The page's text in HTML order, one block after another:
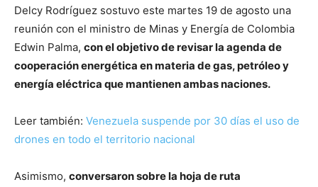
Delcy Rodríguez sostuvo este martes 19 de agosto una
reunión con el ministro de Minas y Energía de Colombia
Edwin Palma, con el objetivo de revisar la agenda de
cooperación energética en materia de gas, petróleo y
energía eléctrica que mantienen ambas naciones.
Leer también: Venezuela suspende por 30 días el uso de
drones en todo el territorio nacional
Asimismo, conversaron sobre la hoja de ruta